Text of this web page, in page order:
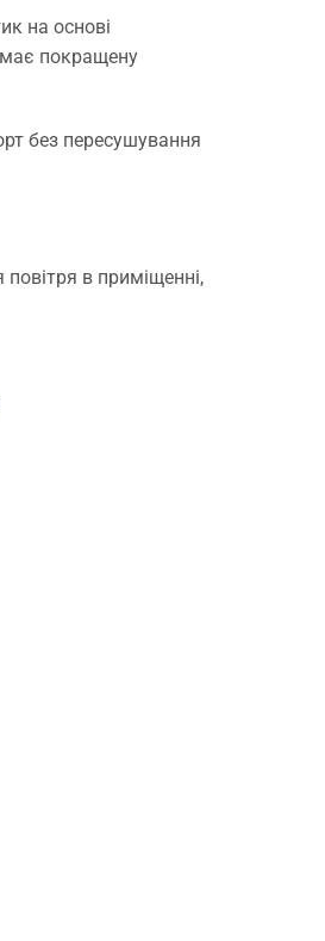
на основі
має покращену
без пересушування
в приміщенні,